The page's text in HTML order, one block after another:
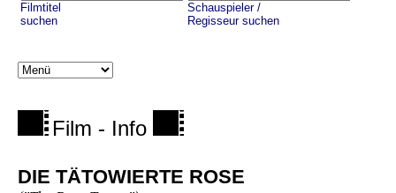
Filmtitel
suchen
Schauspieler /
Regisseur suchen
Film - Info
DIE TÄTOWIERTE ROSE